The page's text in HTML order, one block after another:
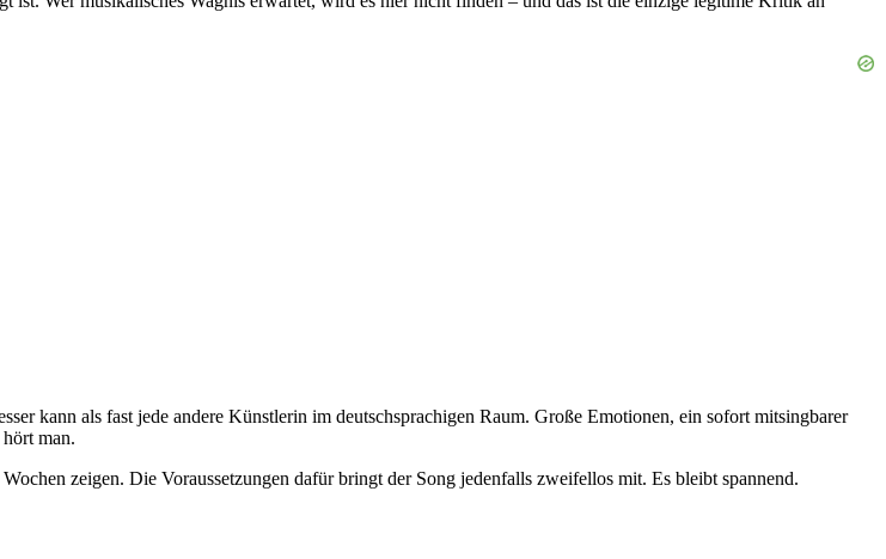
kann als fast jede andere Künstlerin im deutschsprachigen Raum. Große Emotionen, ein sofort mitsingbarer
man.
zeigen. Die Voraussetzungen dafür bringt der Song jedenfalls zweifellos mit. Es bleibt spannend.